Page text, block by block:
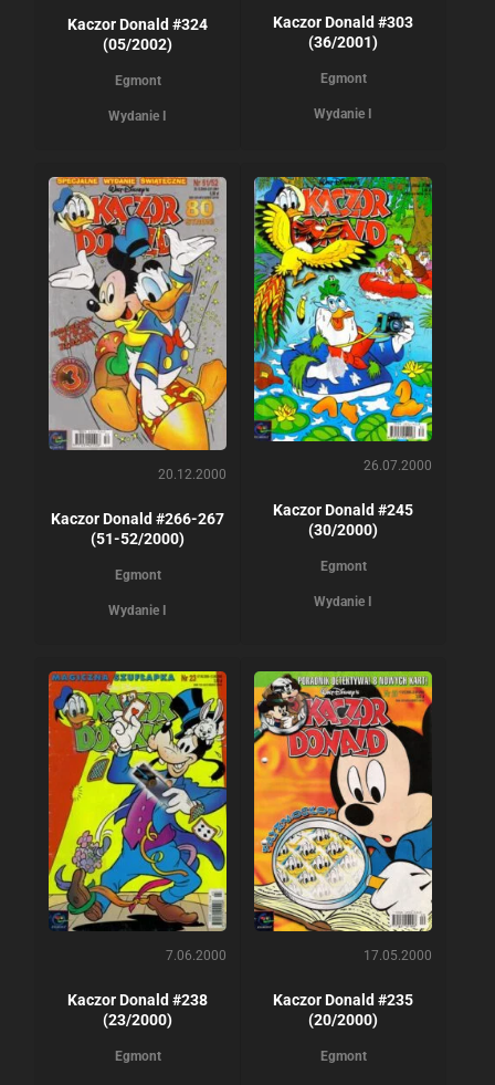
Kaczor Donald #324
(05/2002)
Egmont
Wydanie I
Kaczor Donald #303
(36/2001)
Egmont
Wydanie I
20.12.2000
Kaczor Donald #266-267
(51-52/2000)
Egmont
Wydanie I
26.07.2000
Kaczor Donald #245
(30/2000)
Egmont
Wydanie I
7.06.2000
Kaczor Donald #238
(23/2000)
Egmont
17.05.2000
Kaczor Donald #235
(20/2000)
Egmont